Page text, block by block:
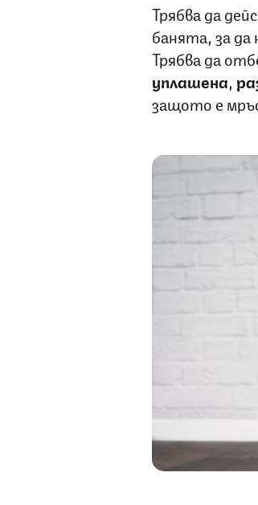
Трябва да
банята, за да
Трябва да
уплашена,
защото е